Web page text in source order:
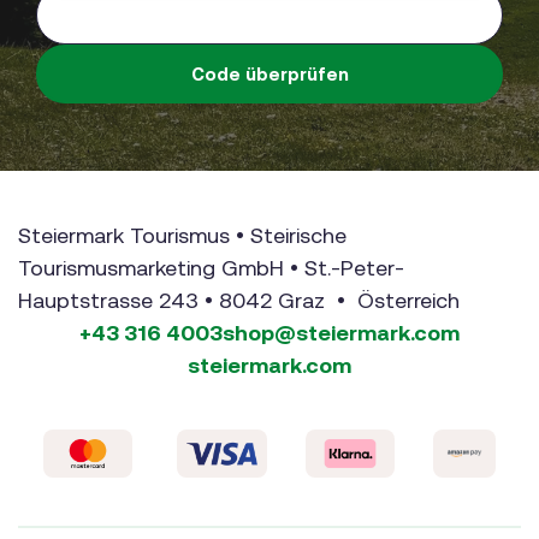
Code überprüfen
Steiermark Tourismus • Steirische
Tourismusmarketing GmbH • St.-Peter-
Hauptstrasse 243 • 8042 Graz • Österreich
+43 316 4003shop@steiermark.com
steiermark.com